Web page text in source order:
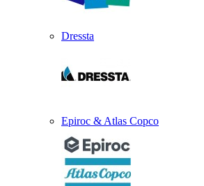
Dressta
Epiroc & Atlas Copco